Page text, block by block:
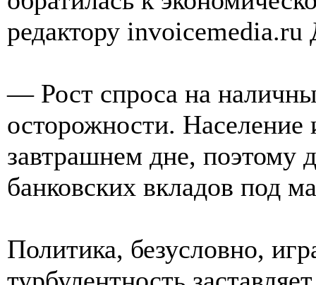
редактору
— Рост спроса на
осторожности. Население
завтрашнем дне, поэтому
банковских вкладов под
Политика, безусловно,